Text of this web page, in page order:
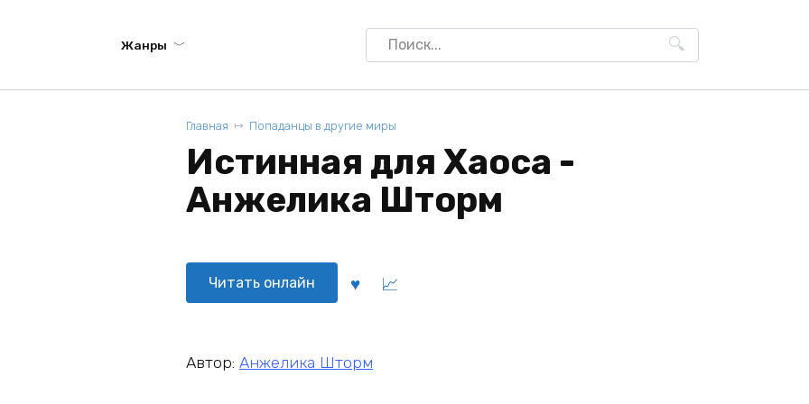
Жанры
Search
for:
Главная Попаданцы в другие миры
Истинная для Хаоса -
Анжелика Шторм
Читать онлайн
Автор: Анжелика Шторм